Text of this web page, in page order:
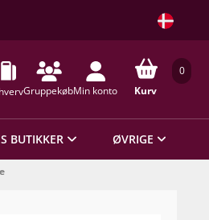
GruppekøbMin konto
0
Kurv
BUTIKKER ØVRIGE